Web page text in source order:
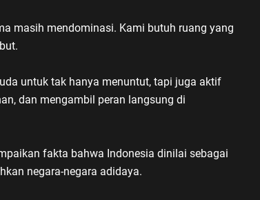
masih mendominasi. Kami butuh ruang yang
untuk tak hanya menuntut, tapi juga aktif
dan mengambil peran langsung di
fakta bahwa Indonesia dinilai sebagai
negara-negara adidaya.